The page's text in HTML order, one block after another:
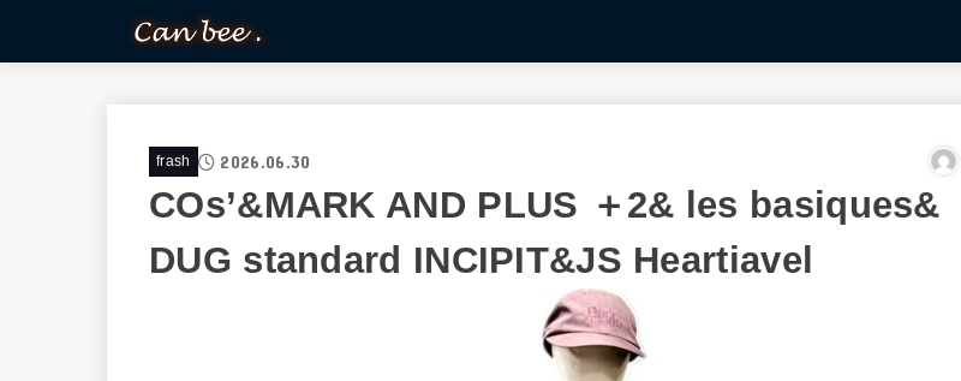
frash 2026.06.30
COs’&MARK AND PLUS ＋2& les basiques&
DUG standard INCIPIT&JS Heartiavel